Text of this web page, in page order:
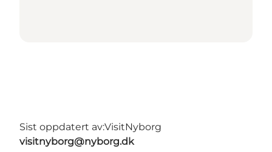
Sist oppdatert av:VisitNyborg
visitnyborg@nyborg.dk